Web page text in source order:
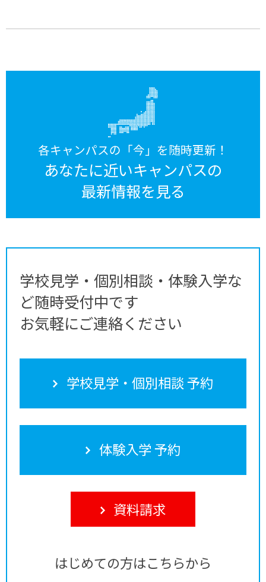
各キャンパスの「今」を随時更新！
あなたに近いキャンパスの
最新情報を見る
学校見学・個別相談・体験入学な
ど随時受付中です
お気軽にご連絡ください
学校見学・個別相談 予約
体験入学 予約
資料請求
はじめての方はこちらから